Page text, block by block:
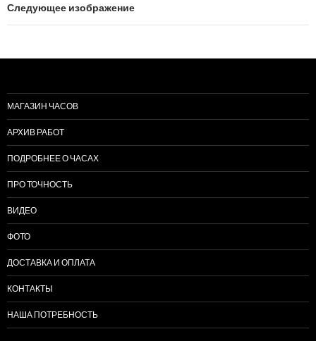
Следующее изображение
МАГАЗИН ЧАСОВ
АРХИВ РАБОТ
ПОДРОБНЕЕ О ЧАСАХ
ПРО ТОЧНОСТЬ
ВИДЕО
ФОТО
ДОСТАВКА И ОПЛАТА
КОНТАКТЫ
НАША ПОТРЕБНОСТЬ